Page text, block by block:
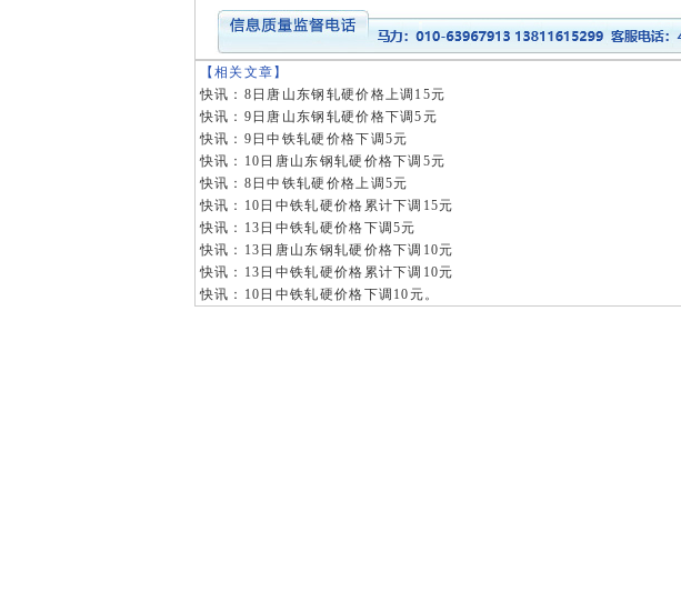
【相关文章】
快讯：8日唐山东钢轧硬价格上调15元
快讯：9日唐山东钢轧硬价格下调5元
快讯：9日中铁轧硬价格下调5元
快讯：10日唐山东钢轧硬价格下调5元
快讯：8日中铁轧硬价格上调5元
快讯：10日中铁轧硬价格累计下调15元
快讯：13日中铁轧硬价格下调5元
快讯：13日唐山东钢轧硬价格下调10元
快讯：13日中铁轧硬价格累计下调10元
快讯：10日中铁轧硬价格下调10元。